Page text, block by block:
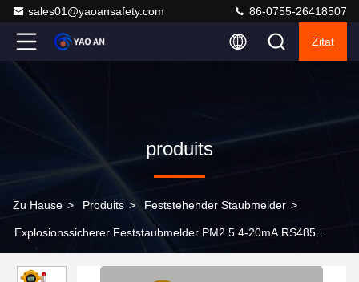
sales01@yaoansafety.com 86-0755-26418507
Zitat
produits
Zu Hause > Produits > Feststehender Staubmelder >
Explosionssicherer Feststaubmelder PM2.5 4-20mA RS485